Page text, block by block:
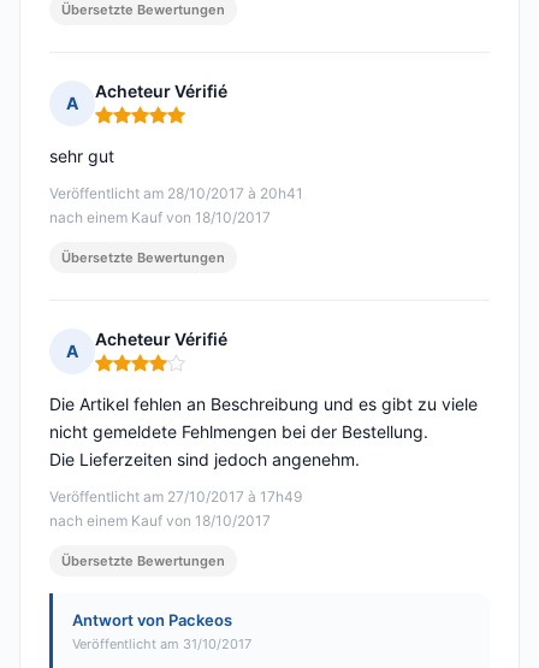
Übersetzte Bewertungen
A
Acheteur Vérifié
Hinweis: 5 von 5
Veröffentlicht am 28/10/2017 à 20h41
nach einem Kauf von 18/10/2017
sehr gut
Übersetzte Bewertungen
A
Acheteur Vérifié
Hinweis: 4 von 5
Veröffentlicht am 27/10/2017 à 17h49
nach einem Kauf von 18/10/2017
Die Artikel fehlen an Beschreibung und es gibt zu viele
nicht gemeldete Fehlmengen bei der Bestellung.
Die Lieferzeiten sind jedoch angenehm.
Übersetzte Bewertungen
Antwort von Packeos
Veröffentlicht am 31/10/2017